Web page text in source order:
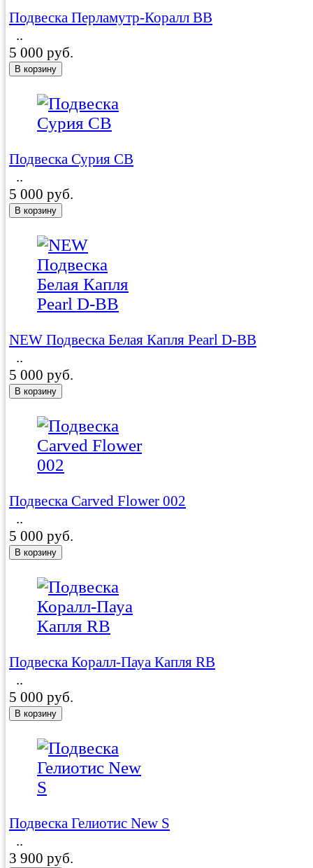
Подвеска Перламутр-Коралл BB
..
5 000 руб.
Подвеска Сурия CB
..
5 000 руб.
NEW Подвеска Белая Капля Pearl D-BB
..
5 000 руб.
Подвеска Carved Flower 002
..
5 000 руб.
Подвеска Коралл-Пауа Капля RB
..
5 000 руб.
Подвеска Гелиотис New S
..
3 900 руб.